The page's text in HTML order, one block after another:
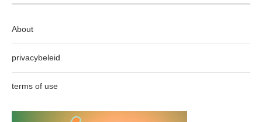
About
privacybeleid
terms of use